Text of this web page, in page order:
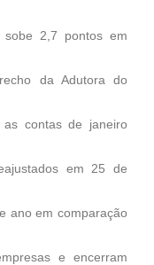
sobe 2,7 pontos em
da Adutora do
contas de janeiro
em 25 de
ano em comparação
e encerram